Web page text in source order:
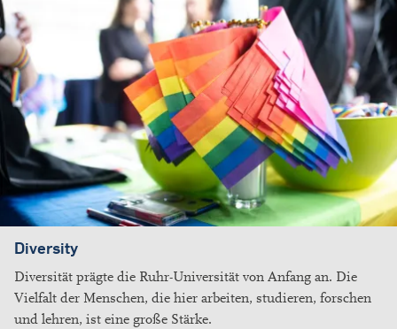
Diversity
Diversität prägte die Ruhr-Universität von Anfang an. Die
Vielfalt der Menschen, die hier arbeiten, studieren, forschen
und lehren, ist eine große Stärke.